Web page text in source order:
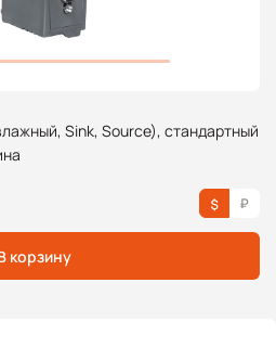
Sink, Source), стандартный
корзину